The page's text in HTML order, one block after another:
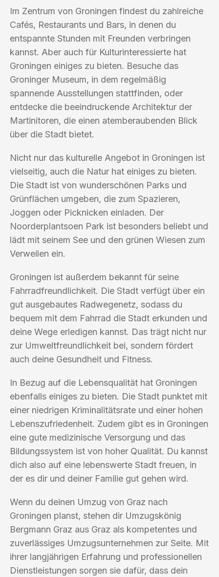
Im Zentrum von Groningen findest du zahlreiche
Cafés, Restaurants und Bars, in denen du
entspannte Stunden mit Freunden verbringen
kannst. Aber auch für Kulturinteressierte hat
Groningen einiges zu bieten. Besuche das
Groninger Museum, in dem regelmäßig
spannende Ausstellungen stattfinden, oder
entdecke die beeindruckende Architektur der
Martinitoren, die einen atemberaubenden Blick
über die Stadt bietet.
Nicht nur das kulturelle Angebot in Groningen ist
vielseitig, auch die Natur hat einiges zu bieten.
Die Stadt ist von wunderschönen Parks und
Grünflächen umgeben, die zum Spazieren,
Joggen oder Picknicken einladen. Der
Noorderplantsoen Park ist besonders beliebt und
lädt mit seinem See und den grünen Wiesen zum
Verweilen ein.
Groningen ist außerdem bekannt für seine
Fahrradfreundlichkeit. Die Stadt verfügt über ein
gut ausgebautes Radwegenetz, sodass du
bequem mit dem Fahrrad die Stadt erkunden und
deine Wege erledigen kannst. Das trägt nicht nur
zur Umweltfreundlichkeit bei, sondern fördert
auch deine Gesundheit und Fitness.
In Bezug auf die Lebensqualität hat Groningen
ebenfalls einiges zu bieten. Die Stadt punktet mit
einer niedrigen Kriminalitätsrate und einer hohen
Lebenszufriedenheit. Zudem gibt es in Groningen
eine gute medizinische Versorgung und das
Bildungssystem ist von hoher Qualität. Du kannst
dich also auf eine lebenswerte Stadt freuen, in
der es dir und deiner Familie gut gehen wird.
Wenn du deinen Umzug von Graz nach
Groningen planst, stehen dir Umzugskönig
Bergmann Graz aus Graz als kompetentes und
zuverlässiges Umzugsunternehmen zur Seite. Mit
ihrer langjährigen Erfahrung und professionellen
Dienstleistungen sorgen sie dafür, dass dein